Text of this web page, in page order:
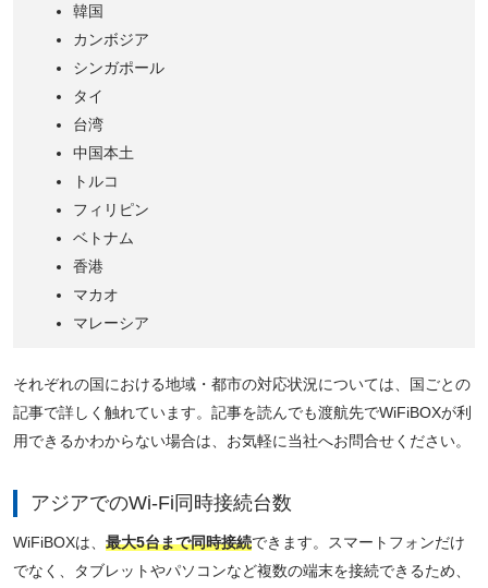
韓国
カンボジア
シンガポール
タイ
台湾
中国本土
トルコ
フィリピン
ベトナム
香港
マカオ
マレーシア
それぞれの国における地域・都市の対応状況については、国ごとの
記事で詳しく触れています。記事を読んでも渡航先でWiFiBOXが利
用できるかわからない場合は、お気軽に当社へお問合せください。
アジアでのWi-Fi同時接続台数
WiFiBOXは、 最大5台まで同時接続できます。スマートフォンだけ
でなく、タブレットやパソコンなど複数の端末を接続できるため、